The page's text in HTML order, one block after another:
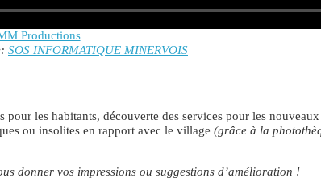
Productions
SOS INFORMATIQUE MINERVOIS
pour les habitants, découverte des services pour les nouveaux
ou insolites en rapport avec le village (grâce à la
donner vos impressions ou suggestions d’amélioration !